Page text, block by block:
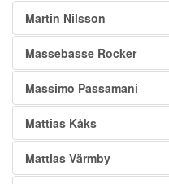
Martin Nilsson
Massebasse Rocker
Massimo Passamani
Mattias Kåks
Mattias Värmby